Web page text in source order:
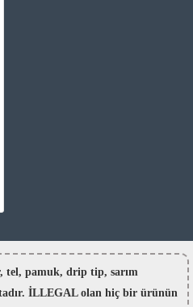
tel, pamuk, drip tip, sarım
İLLEGAL olan hiç bir ürünün